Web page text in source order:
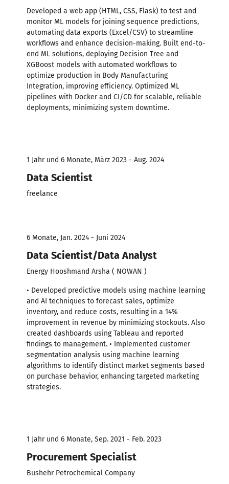
Developed a web app (HTML, CSS, Flask) to test and
monitor ML models for joining sequence predictions,
automating data exports (Excel/CSV) to streamline
workflows and enhance decision-making. Built end-to-
end ML solutions, deploying Decision Tree and
XGBoost models with automated workflows to
optimize production in Body Manufacturing
Integration, improving efficiency. Optimized ML
pipelines with Docker and CI/CD for scalable, reliable
deployments, minimizing system downtime.
1 Jahr und 6 Monate, März 2023 - Aug. 2024
Data Scientist
freelance
6 Monate, Jan. 2024 - Juni 2024
Data Scientist/Data Analyst
Energy Hooshmand Arsha ( NOWAN )
• Developed predictive models using machine learning
and AI techniques to forecast sales, optimize
inventory, and reduce costs, resulting in a 14%
improvement in revenue by minimizing stockouts. Also
created dashboards using Tableau and reported
findings to management. • Implemented customer
segmentation analysis using machine learning
algorithms to identify distinct market segments based
on purchase behavior, enhancing targeted marketing
strategies.
1 Jahr und 6 Monate, Sep. 2021 - Feb. 2023
Procurement Specialist
Bushehr Petrochemical Company